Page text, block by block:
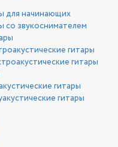
для начинающих
со звукоснимателем
гитары
гитары
гитары
гитары